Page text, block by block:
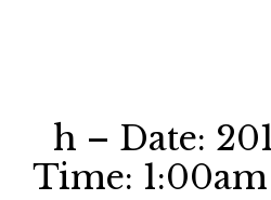
h – Date:
Time: 1:00am